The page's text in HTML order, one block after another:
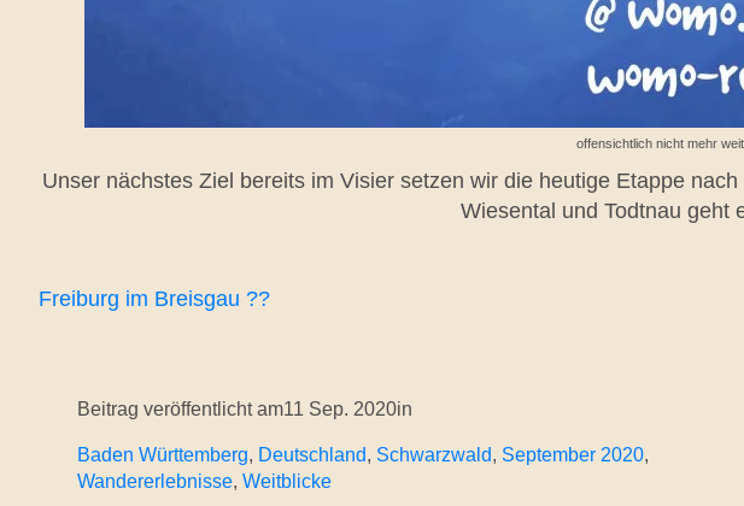
offensichtlich nicht mehr
Unser nächstes Ziel bereits im Visier setzen wir die heutige Etappe
Wiesental und Todtnau geht
Freiburg im Breisgau ??
Beitrag veröffentlicht am11 Sep. 2020in
Baden Württemberg, Deutschland, Schwarzwald, September 2020
Wandererlebnisse, Weitblicke